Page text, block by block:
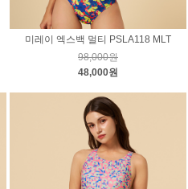
미레이 엑스백 멀티 PSLA118 MLT
98,000원
48,000원